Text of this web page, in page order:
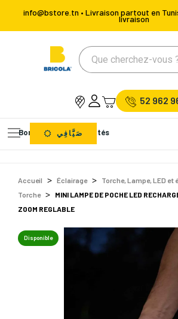
info@bstore.tn • Livraison partout en
livraison
52 962
Bons Plans Nouveautés
صَيَّافِي
Accueil Éclairage
Torche, Lampe, LED et
Torche
MINI LAMPE DE POCHE LED
ZOOM REGLABLE
Disponible